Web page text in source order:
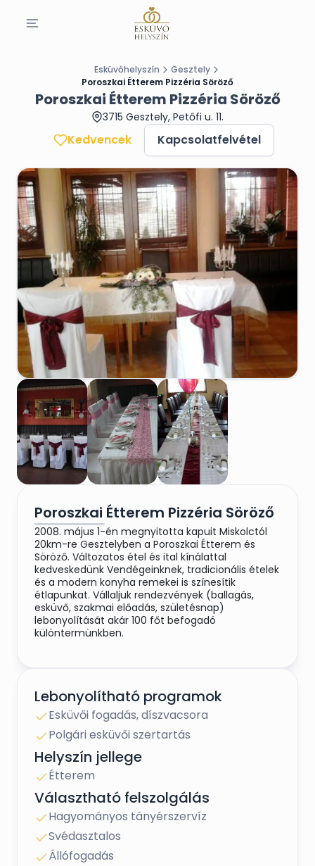
Esküvőhelyszín
Gesztely
Poroszkai Étterem Pizzéria Söröző
Poroszkai Étterem Pizzéria Söröző
3715 Gesztely, Petőfi u. 11.
Kedvencek Kapcsolatfelvétel
Poroszkai Étterem Pizzéria Söröző
2008. május 1-én megnyitotta kapuit Miskolctól
20km-re Gesztelyben a Poroszkai Étterem és
Söröző. Változatos étel és ital kínálattal
kedveskedünk Vendégeinknek, tradicionális ételek
és a modern konyha remekei is színesítik
étlapunkat. Vállaljuk rendezvények (ballagás,
esküvő, szakmai előadás, születésnap)
lebonyolítását akár 100 főt befogadó
különtermünkben.
Lebonyolítható programok
Esküvői fogadás, díszvacsora
Polgári esküvői szertartás
Helyszín jellege
Étterem
Választható felszolgálás
Hagyományos tányérszervíz
Svédasztalos
Állófogadás